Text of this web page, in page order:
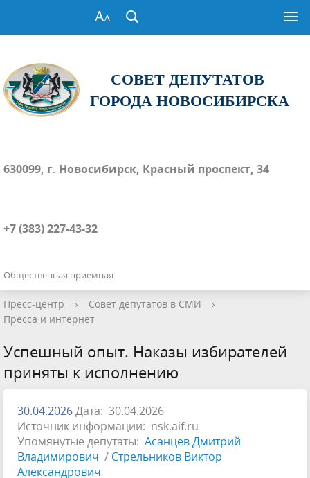
СОВЕТ ДЕПУТАТОВ
ГОРОДА НОВОСИБИРСКА
630099, г. Новосибирск, Красный проспект, 34
+7 (383) 227-43-32
Общественная приемная
Пресс-центр › Совет депутатов в СМИ
›
Пресса и интернет
Успешный опыт. Наказы избирателей
приняты к исполнению
30.04.2026Дата: 30.04.2026
Источник информации: nsk.aif.ru
Упомянутые депутаты: Асанцев Дмитрий
Владимирович / Стрельников Виктор
Александрович